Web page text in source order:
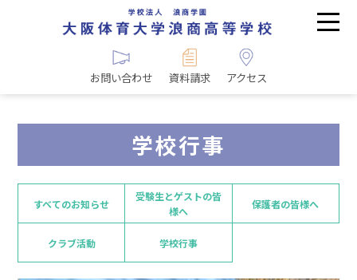
お問い合わせ 資料請求 アクセス
学校行事
すべてのお知らせ
受験生とゲストの皆
様へ
保護者の皆様へ
クラブ活動 学校行事